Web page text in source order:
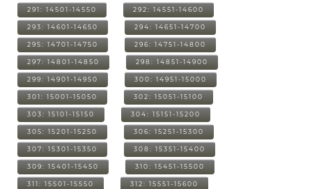
291: 14501-14550 292: 14551-14600
293: 14601-14650 294: 14651-14700
295: 14701-14750 296: 14751-14800
297: 14801-14850 298: 14851-14900
299: 14901-14950 300: 14951-15000
301: 15001-15050 302: 15051-15100
303: 15101-15150 304: 15151-15200
305: 15201-15250 306: 15251-15300
307: 15301-15350 308: 15351-15400
309: 15401-15450 310: 15451-15500
311: 15501-15550 312: 15551-15600